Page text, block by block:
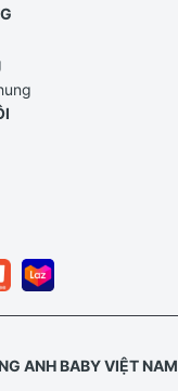
ANH BABY VIỆT NAM